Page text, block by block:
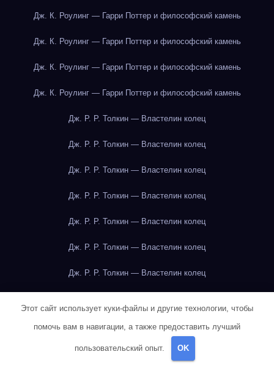
Дж. К. Роулинг — Гарри Поттер и философский камень
Дж. К. Роулинг — Гарри Поттер и философский камень
Дж. К. Роулинг — Гарри Поттер и философский камень
Дж. К. Роулинг — Гарри Поттер и философский камень
Дж. Р. Р. Толкин — Властелин колец
Дж. Р. Р. Толкин — Властелин колец
Дж. Р. Р. Толкин — Властелин колец
Дж. Р. Р. Толкин — Властелин колец
Дж. Р. Р. Толкин — Властелин колец
Дж. Р. Р. Толкин — Властелин колец
Дж. Р. Р. Толкин — Властелин колец
Дж. Р. Р. Толкин — Властелин колец
Дж. Р. Р. Толкин — Властелин колец
Этот сайт использует куки-файлы и другие технологии, чтобы
помочь вам в навигации, а также предоставить лучший
пользовательский опыт. OK